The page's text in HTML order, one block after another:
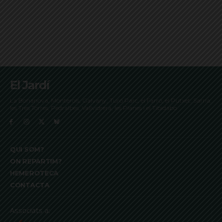
El Jardí
La Bonanova, Monterols, Galvany, Turó Parc, el Farró, el Putxet, Sarrià,
les Tres Torres, Pedralbes, Vallvidrera, les Planes i el Tibidabo
QUI SOM?
ON REPARTIM?
HEMEROTECA
CONTACTA
Associats a: